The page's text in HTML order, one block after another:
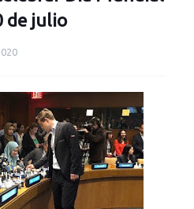
de julio